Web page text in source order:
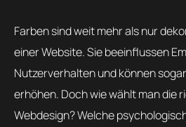
Farben sind weit mehr als nur
einer Website. Sie beeinflussen
Nutzerverhalten und können
erhöhen. Doch wie wählt man die
Webdesign? Welche